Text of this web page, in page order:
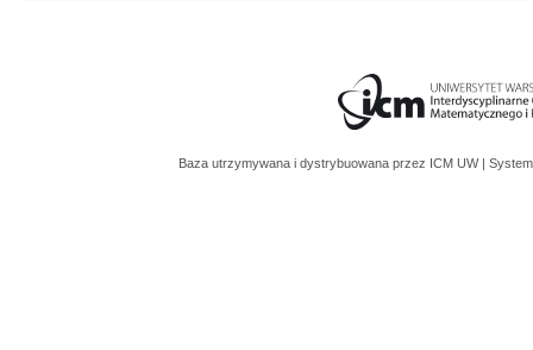
Baza utrzymywana i dystrybuowana przez ICM UW |